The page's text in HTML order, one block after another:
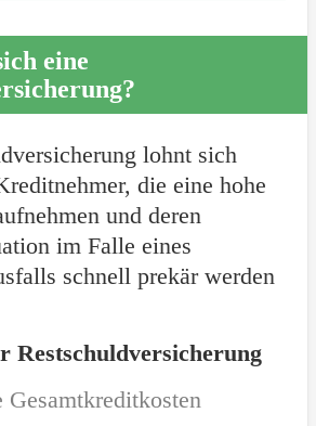
eine
lohnt sich
die eine hohe
und deren
im Falle eines
schnell prekär werden
Restschuldversicherung
Gesamtkreditkosten